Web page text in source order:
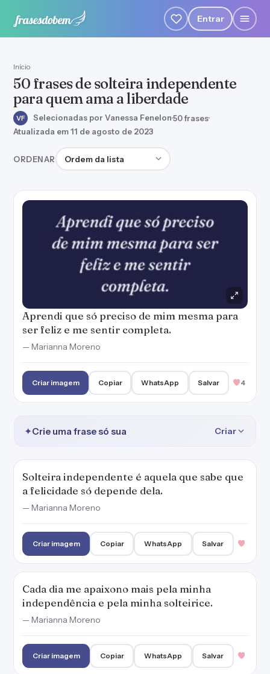
Entrar
Início
50 frases de solteira independente
para quem ama a liberdade
VF Selecionadas por Vanessa Fenelon·50 frases·
Atualizada em 11 de agosto de 2023
ORDENAR Ordenar frases
Aprendi que só preciso de mim mesma para
ser feliz e me sentir completa.
— Marianna Moreno
Criar imagem Copiar WhatsApp Salvar 4
✦Crie uma frase só sua Criar
Solteira independente é aquela que sabe que
a felicidade só depende dela.
— Marianna Moreno
Criar imagem Copiar WhatsApp Salvar
Cada dia me apaixono mais pela minha
independência e pela minha solteirice.
— Marianna Moreno
Criar imagem Copiar WhatsApp Salvar